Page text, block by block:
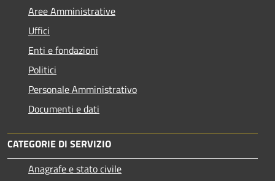
Aree Amministrative
Uffici
Enti e fondazioni
Politici
Personale Amministrativo
Documenti e dati
CATEGORIE DI SERVIZIO
Anagrafe e stato civile